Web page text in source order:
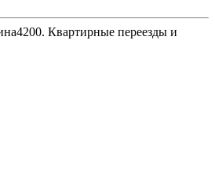
Квартирные переезды и